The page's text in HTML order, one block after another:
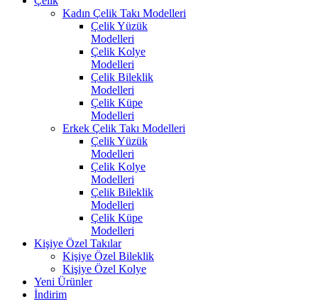
Kadın Çelik Takı Modelleri
Çelik Yüzük
Modelleri
Çelik Kolye
Modelleri
Çelik Bileklik
Modelleri
Çelik Küpe
Modelleri
Erkek Çelik Takı Modelleri
Çelik Yüzük
Modelleri
Çelik Kolye
Modelleri
Çelik Bileklik
Modelleri
Çelik Küpe
Modelleri
Kişiye Özel Takılar
Kişiye Özel Bileklik
Kişiye Özel Kolye
Yeni Ürünler
İndirim